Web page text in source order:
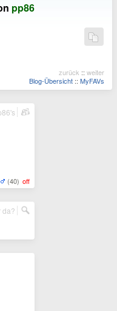
pp86
zurück :: weiter
Blog-Übersicht :: MyFAVs
(40) off
da?